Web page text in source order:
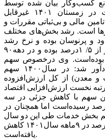
کسب‌وکار بیان شده توسط
فعالان اقتصادی در بخش صنعت در زمستان ۱۴۰۱ غیر‌قابل
مالی و بی‌‌‌‌‌ثباتی مقررات و
است. رشد بخش‌های مختلف
و پرنوسان بوده و نرخ رشد
اقتصادی در دوره‌‌‌‌‌های مختلف کمتر از ۵/ ۱‌درصد بوده و در دهه‌۹۰
بوده‌است. وی درخصوص سهم
ارزش‌افزوده در بخش صنعت یادآور شد: در سال‌۱۴۰۰ سهم
معدن) از کل ارزش‌افزوده
بوده که رتبه نخست ارزش‌‌‌‌‌افزایی اقتصاد
سهم با کاهش جزئی در سه
نخست سال‌۱۴۰۱ به ۳/ ۴۷‌درصد رسیده‌است اما همچنان در
بخش خدمات طی این دو سال‌
از ۵/ ۴۳‌درصد در سال‌۱۴۰۰ به ۴۲‌درصد در ۹‌ماهه سال‌۱۴۰۱ کاهش
یافته‌است.